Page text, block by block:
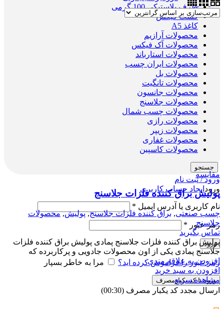
ظرف پلاستیکی 100 گرمی
فست فیکس
کاغذ A5
محصولات آرازیم
محصولات آک فیکس
محصولات استارباند
محصولات ایران چسب
محصولات بل
محصولات تانگیت
محصولات جانسون
محصولات جلاسنج
محصولات چسب شمال
محصولات رازی
محصولات زیپر
محصولات غفاری
محصولات کاسپین
جستجو
ورود / ثبت نام
ورود ایجاد حساب کاربری
نام کاربری یا آدرس ایمیل *
رمز عبور *
ورود
رمز عبور را فراموش کرده اید؟ مرا به خاطر بسپار
ورود با کد یکبارمصرف
ارسال مجدد کد یکبار مصرف (00:
30
)
مقایسه
پولیش براق کننده فلزات جلاسنج
چسب صنعتی, براق کننده فلزات جلاسنج,پولیش,محصولات
جلاسنج
تماس بگیرید
پولیش براق کننده فلزات جلاسنج پمادی پولیش براق کننده فلزات
جلاسنج پمادی یکی از اون محصولات جادویی و پرکاربرده که
افزودن به علاقه مندی
افزودن به سبد خرید
مشاهده سریع